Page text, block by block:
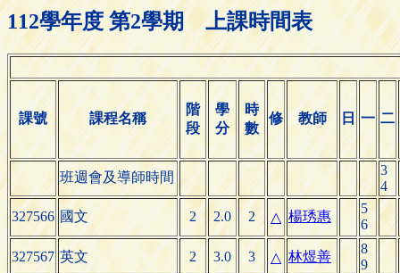
112學年度 第2學期 上課時間表
課號 課程名稱
階
段
學
分
時
數
修 教師 日 一 二
班週會及導師時間
3
4
327566 國文 2 2.0 2 △ 楊琇惠
5
6
327567 英文 2 3.0 3 △ 林煜善
8
9